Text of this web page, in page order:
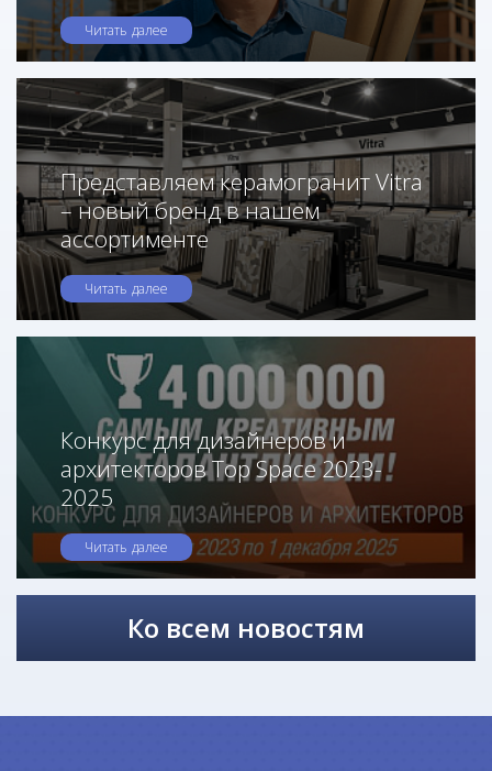
Читать далее
Представляем керамогранит Vitra
– новый бренд в нашем
ассортименте
Читать далее
Конкурс для дизайнеров и
архитекторов Top Space 2023-
2025
Читать далее
Ко всем новостям